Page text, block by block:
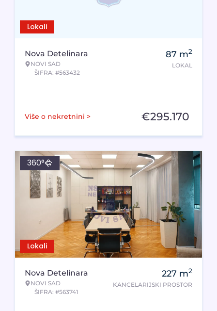
Lokali
Nova Detelinara
NOVI SAD
ŠIFRA: #563432
87 m2
LOKAL
Više o nekretnini > €295.170
Lokali
360°
Nova Detelinara
NOVI SAD
ŠIFRA: #563741
227 m2
KANCELARIJSKI PROSTOR